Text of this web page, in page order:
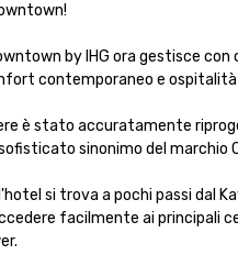
by IHG ora gestisce
contemporaneo e
è stato accuratamente
sinonimo del marchio
si trova a pochi passi dal
facilmente ai principali